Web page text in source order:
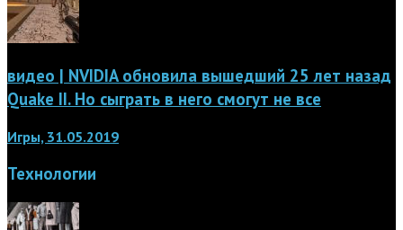
видео | NVIDIA обновила вышедший 25 лет назад
Quake II. Но сыграть в него смогут не все
Игры, 31.05.2019
Технологии